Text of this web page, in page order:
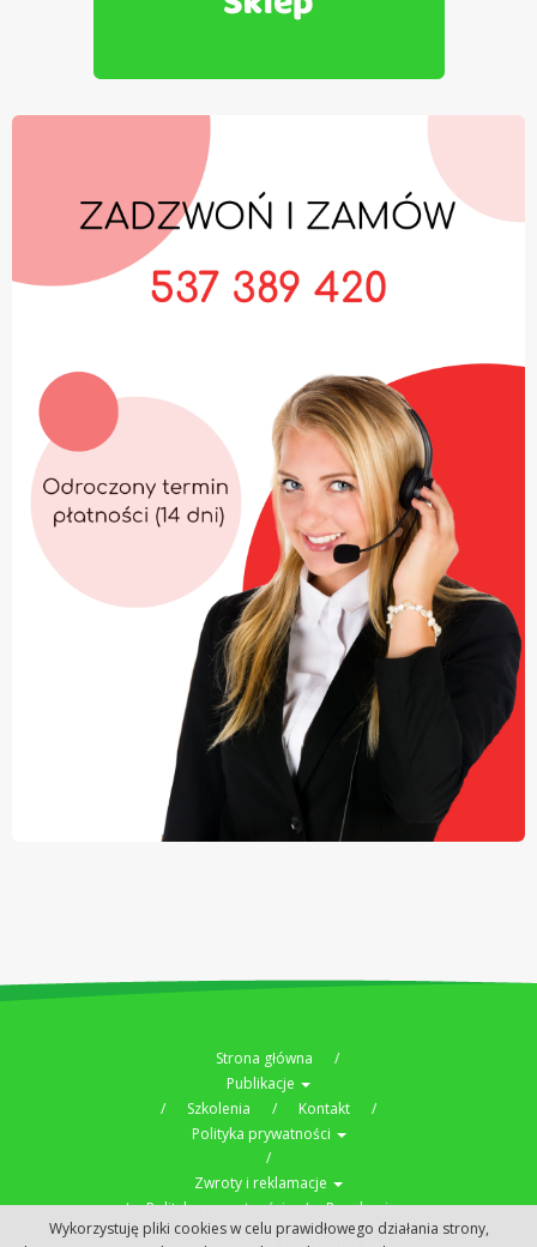
Strona główna
Publikacje
Szkolenia
Kontakt
Polityka prywatności
Zwroty i reklamacje
Polityka prywatności
Regulamin
Wykorzystuję pliki cookies w celu prawidłowego działania strony,